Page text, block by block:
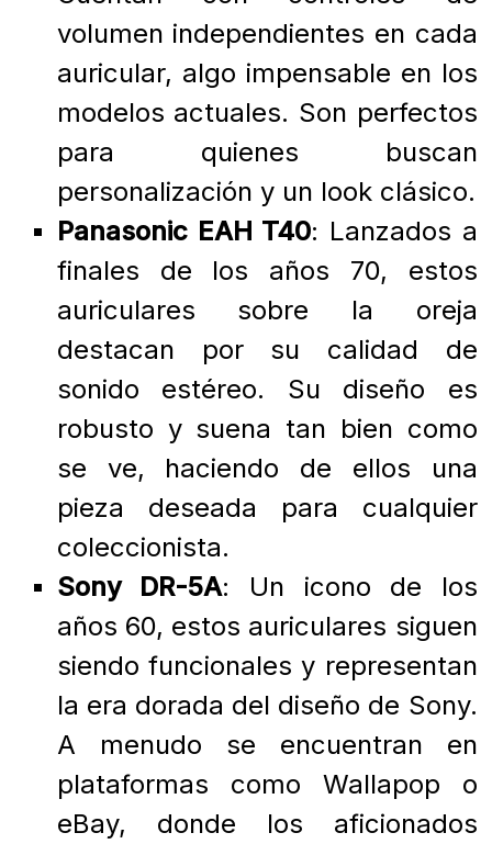
volumen independientes en cada
auricular, algo impensable en los
modelos actuales. Son perfectos
para quienes buscan
personalización y un look clásico.
Panasonic EAH T40: Lanzados a
finales de los años 70, estos
auriculares sobre la oreja
destacan por su calidad de
sonido estéreo. Su diseño es
robusto y suena tan bien como
se ve, haciendo de ellos una
pieza deseada para cualquier
coleccionista.
Sony DR-5A: Un icono de los
años 60, estos auriculares siguen
siendo funcionales y representan
la era dorada del diseño de Sony.
A menudo se encuentran en
plataformas como Wallapop o
eBay, donde los aficionados